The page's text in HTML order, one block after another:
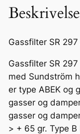
Beskrivelse
Gassfilter SR
Gassfilter SR
med Sundström
er type ABEK og
gasser og
gasser og
> + 65 gr. Type